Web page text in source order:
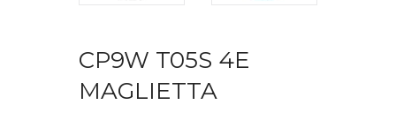
CP9W T05S 4E
MAGLIETTA